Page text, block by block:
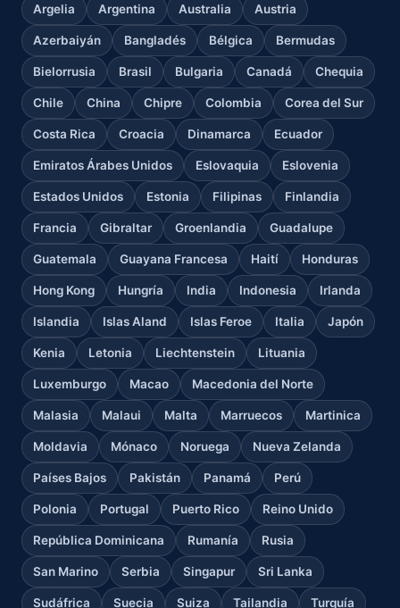
Argelia Argentina Australia Austria
Azerbaiyán Bangladés Bélgica Bermudas
Bielorrusia Brasil Bulgaria Canadá Chequia
Chile China Chipre Colombia Corea del Sur
Costa Rica Croacia Dinamarca Ecuador
Emiratos Árabes Unidos Eslovaquia Eslovenia
Estados Unidos Estonia Filipinas Finlandia
Francia Gibraltar Groenlandia Guadalupe
Guatemala Guayana Francesa Haití Honduras
Hong Kong Hungría India Indonesia Irlanda
Islandia Islas Aland Islas Feroe Italia Japón
Kenia Letonia Liechtenstein Lituania
Luxemburgo Macao Macedonia del Norte
Malasia Malaui Malta Marruecos Martinica
Moldavia Mónaco Noruega Nueva Zelanda
Países Bajos Pakistán Panamá Perú
Polonia Portugal Puerto Rico Reino Unido
República Dominicana Rumanía Rusia
San Marino Serbia Singapur Sri Lanka
Sudáfrica Suecia Suiza Tailandia Turquía